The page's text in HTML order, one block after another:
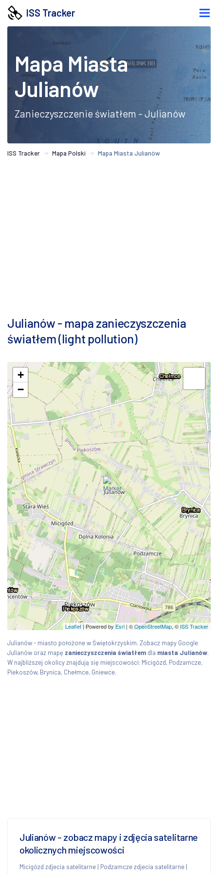
ISS Tracker
Mapa Miasta
Julianów
Zanieczyszczenie światłem - Julianów
ISS Tracker Mapa Polski Mapa Miasta Julianów
Julianów - mapa zanieczyszczenia
światłem (light pollution)
+
−
Leaflet| Powered by Esri | ©OpenStreetMap, © ISS Tracker
Julianów - miasto położone w Świętokrzyskim. Zobacz mapy Google
Julianów oraz mapę zanieczyszczenia światłem dla miasta Julianów.
W najbliższej okolicy znajdują się miejscowości: Micigózd, Podzamcze,
Piekoszów, Brynica, Chełmce, Gniewce.
Julianów - zobacz mapy i zdjęcia satelitarne
okolicznych miejscowości
Micigózd zdjecia satelitarne | Podzamcze zdjecia satelitarne |